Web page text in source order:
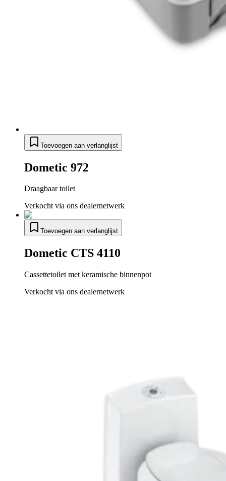
Toevoegen aan verlanglijst
Dometic 972
Draagbaar toilet
Verkocht via ons dealernetwerk
Toevoegen aan verlanglijst
Dometic CTS 4110
Cassettetoilet met keramische binnenpot
Verkocht via ons dealernetwerk